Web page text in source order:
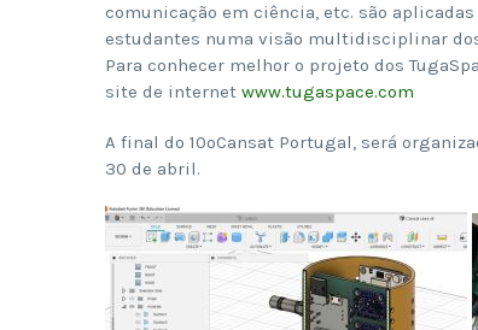
comunicação em ciência, etc. são
estudantes numa visão multidisciplinar
Para conhecer melhor o projeto dos
site de internet www.tugaspace.com
A final do 10ºCansat Portugal, será
30 de abril.